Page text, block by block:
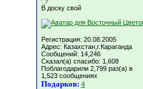
В доску свой
Регистрация: 20.08.2005
Адрес: Казахстан,г.Караганда
Сообщений: 14,246
Сказал(а) спасибо: 1,608
Поблагодарили 2,799 раз(а) в
1,523 сообщениях
Подарков: 4